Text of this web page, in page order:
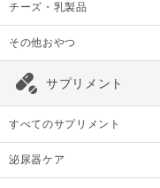
チーズ・乳製品
その他おやつ
サプリメント
すべてのサプリメント
泌尿器ケア